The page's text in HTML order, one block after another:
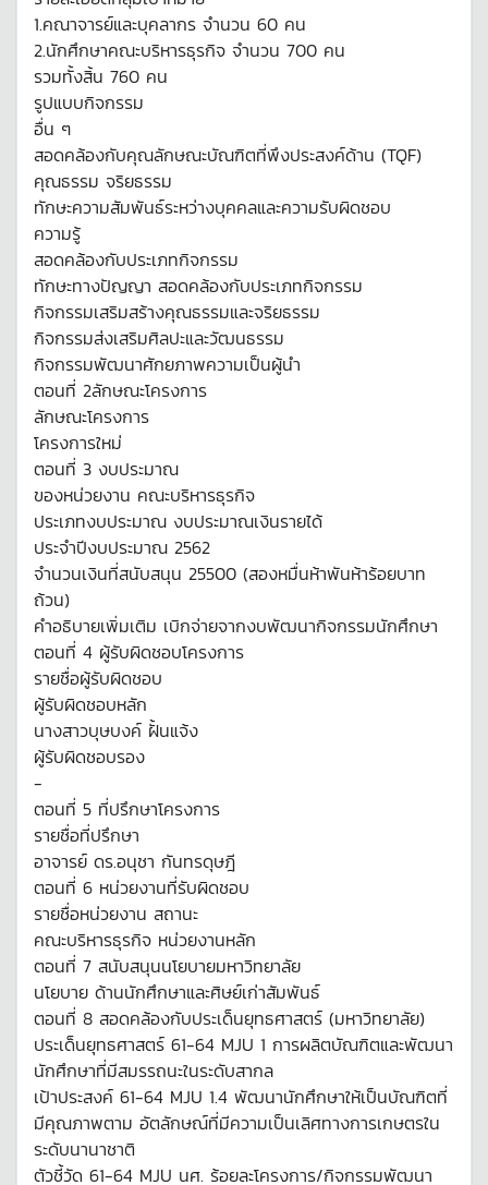
1.คณาจารย์และบุคลากร จำนวน 60 คน
2.นักศึกษาคณะบริหารธุรกิจ จำนวน 700 คน
รวมทั้งสิ้น 760 คน
รูปแบบกิจกรรม
อื่น ๆ
สอดคล้องกับคุณลักษณะบัณฑิตที่พึงประสงค์ด้าน (TQF)
คุณธรรม จริยธรรม
ทักษะความสัมพันธ์ระหว่างบุคคลและความรับผิดชอบ
ความรู้
สอดคล้องกับประเภทกิจกรรม
ทักษะทางปัญญา สอดคล้องกับประเภทกิจกรรม
กิจกรรมเสริมสร้างคุณธรรมและจริยธรรม
กิจกรรมส่งเสริมศิลปะและวัฒนธรรม
กิจกรรมพัฒนาศักยภาพความเป็นผู้นำ
ตอนที่ 2ลักษณะโครงการ
ลักษณะโครงการ
โครงการใหม่
ตอนที่ 3 งบประมาณ
ของหน่วยงาน คณะบริหารธุรกิจ
ประเภทงบประมาณ งบประมาณเงินรายได้
ประจำปีงบประมาณ 2562
จำนวนเงินที่สนับสนุน 25500 (สองหมื่นห้าพันห้าร้อยบาท
ถ้วน)
คำอธิบายเพิ่มเติม เบิกจ่ายจากงบพัฒนากิจกรรมนักศึกษา
ตอนที่ 4 ผู้รับผิดชอบโครงการ
รายชื่อผู้รับผิดชอบ
ผู้รับผิดชอบหลัก
นางสาวบุษบงค์ ฝั้นแจ้ง
ผู้รับผิดชอบรอง
-
ตอนที่ 5 ที่ปรึกษาโครงการ
รายชื่อที่ปรึกษา
อาจารย์ ดร.อนุชา กันทรดุษฎี
ตอนที่ 6 หน่วยงานที่รับผิดชอบ
รายชื่อหน่วยงาน สถานะ
คณะบริหารธุรกิจ หน่วยงานหลัก
ตอนที่ 7 สนับสนุนนโยบายมหาวิทยาลัย
นโยบาย ด้านนักศึกษาและศิษย์เก่าสัมพันธ์
ตอนที่ 8 สอดคล้องกับประเด็นยุทธศาสตร์ (มหาวิทยาลัย)
ประเด็นยุทธศาสตร์ 61-64 MJU 1 การผลิตบัณฑิตและพัฒนา
นักศึกษาที่มีสมรรถนะในระดับสากล
เป้าประสงค์ 61-64 MJU 1.4 พัฒนานักศึกษาให้เป็นบัณฑิตที่
มีคุณภาพตาม อัตลักษณ์ที่มีความเป็นเลิศทางการเกษตรใน
ระดับนานาชาติ
ตัวชี้วัด 61-64 MJU นศ. ร้อยละโครงการ/กิจกรรมพัฒนา